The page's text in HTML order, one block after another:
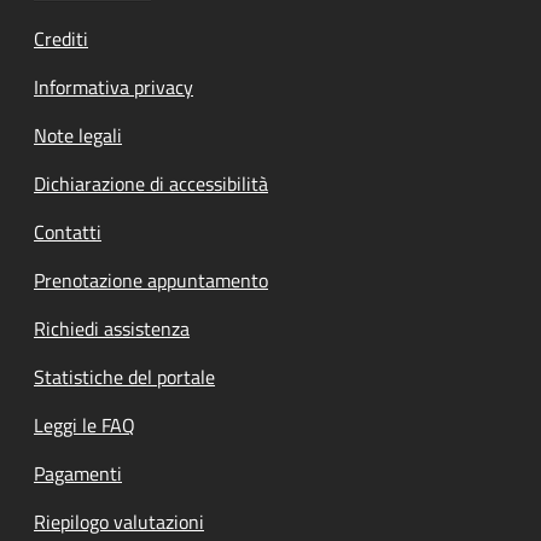
Crediti
Informativa privacy
Note legali
Dichiarazione di accessibilità
Contatti
Prenotazione appuntamento
Richiedi assistenza
Statistiche del portale
Leggi le FAQ
Pagamenti
Riepilogo valutazioni